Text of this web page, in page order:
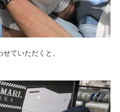
ていただくと、